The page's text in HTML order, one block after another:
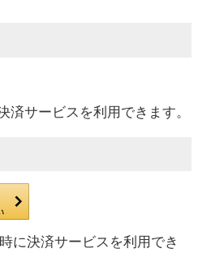
済サービスを利用できます。
に決済サービスを利用でき